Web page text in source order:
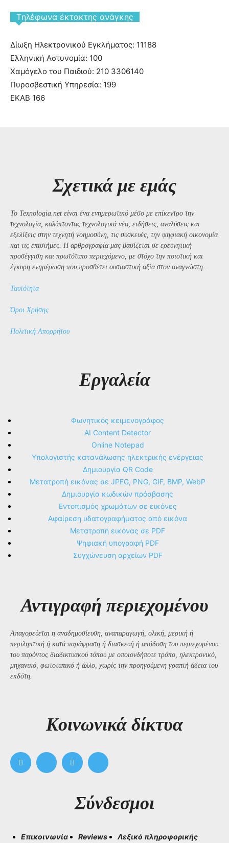
Tηλέφωνα έκτακτης ανάγκης
Δίωξη Ηλεκτρονικού Εγκλήματος: 11188
Ελληνική Αστυνομία: 100
Χαμόγελο του Παιδιού: 210 3306140
Πυροσβεστική Υπηρεσία: 199
ΕΚΑΒ 166
Σχετικά με εμάς
Το Texnologia.net είναι ένα ενημερωτικό μέσο με επίκεντρο την
τεχνολογία, καλύπτοντας τεχνολογικά νέα, ειδήσεις, αναλύσεις και
εξελίξεις στην τεχνητή νοημοσύνη, τις συσκευές, την ψηφιακή οικονομία
και τις επιστήμες. Η αρθρογραφία μας βασίζεται σε ερευνητική
προσέγγιση και πρωτότυπο περιεχόμενο, με στόχο την ποιοτική και
έγκυρη ενημέρωση που προσθέτει ουσιαστική αξία στον αναγνώστη..
Ταυτότητα
Όροι Χρήσης
Πολιτική Απορρήτου
Εργαλεία
Φωνητικός κειμενογράφος
AI Content Detector
Online Notepad
Υπολογιστής κατανάλωσης ηλεκτρικής ενέργειας
Δημιουργία QR Code
Μετατροπή εικόνας σε JPEG, PNG, GIF, BMP, WebP
Δημιουργία κωδικών πρόσβασης
Εντοπισμός χρωμάτων σε εικόνες
Αφαίρεση υδατογραφήματος από εικόνα
Μετατροπή εικόνας σε PDF
Ψηφιακή υπογραφή PDF
Συγχώνευση αρχείων PDF
Αντιγραφή περιεχομένου
Απαγορεύεται η αναδημοσίευση, αναπαραγωγή, ολική, μερική ή
περιληπτική ή κατά παράφραση ή διασκευή ή απόδοση του περιεχομένου
του παρόντος διαδικτυακού τόπου με οποιονδήποτε τρόπο, ηλεκτρονικό,
μηχανικό, φωτοτυπικό ή άλλο, χωρίς την προηγούμενη γραπτή άδεια του
εκδότη.
Kοινωνικά δίκτυα
Σύνδεσμοι
Επικοινωνία Reviews Λεξικό πληροφορικής